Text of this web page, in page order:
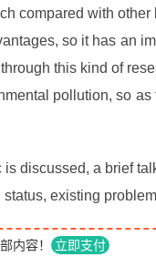
compared with
so it has an
this kind of
pollution, so
discussed, a brief
existing
内容！ 立即支付